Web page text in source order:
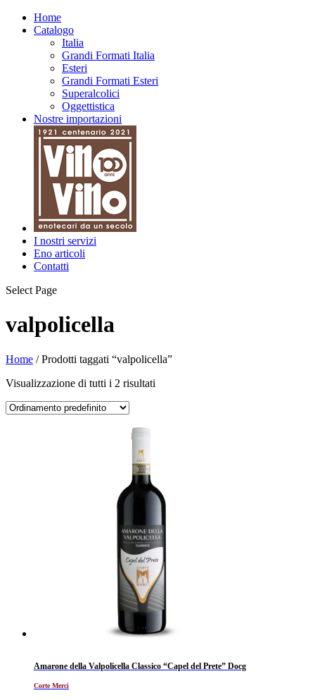
Home
Catalogo
Italia
Grandi Formati Italia
Esteri
Grandi Formati Esteri
Superalcolici
Oggettistica
Nostre importazioni
I nostri servizi
Eno articoli
Contatti
Select Page
valpolicella
Home / Prodotti taggati “valpolicella”
Visualizzazione di tutti i 2 risultati
Amarone della Valpolicella Classico “Capel del Prete” Docg
Corte Merci